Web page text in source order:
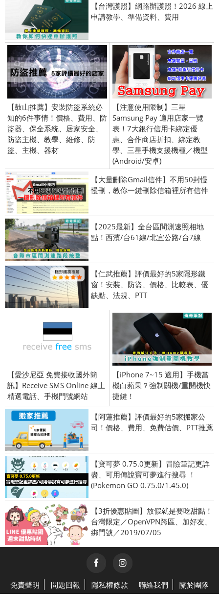
【台灣護照】網路辦護照！2026 線上
申請教學、準備資料、費用
【鼓山推薦】安裝防盜系統必
知的6件事情！價格、費用、防
盜器、保全系統、居家安全、
防盜主機、教學、維修、防
盜、主機、器材
【注意使用限制】三星
Samsung Pay 適用店家一覽
表！7大銀行信用卡綁定優
惠、合作商店折扣、綁定教
學、三星手機支援機種／機型
(Android/安卓)
【大量刪除Gmail信件】不用50封慢
慢刪，教你一鍵刪除信箱裡所有信件
【2025最新】全台區間測速照相地
點！西濱/台61線/北宜公路/台7線
【仁武推薦】評價最好的5家隱形鐵
窗！安裝、防盜、價格、比較表、優
缺點、法規、PTT
【愛沙尼亞 免費接收國外簡
訊】Receive SMS Online 線上
精選電話、手機門號網站
【iPhone 7~15 適用】手機當
機白蘋果？強制關機/重開機快
捷鍵！
【阿蓮推薦】評價最好的5家搬家公
司！價格、費用、免費估價、PTT推薦
【寶可夢 0.75.0更新】冒險筆記更詳
盡、可用傳說寶可夢進行搜尋 ！
(Pokemon GO 0.75.0/1.45.0)
【3折優惠貼圖】放假就是要吃甜點！
台灣限定／OpenVPN跨區、加好友、
綁門號／2019/07/05
免責聲明 問題回報 隱私權條款 聯絡我們 關於團隊